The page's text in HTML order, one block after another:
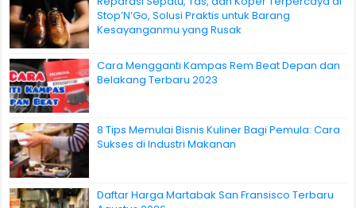
Stop’N’Go, Solusi Praktis untuk Barang
Kesayanganmu yang Rusak
Cara Mengganti Kampas Rem Beat Depan dan
Belakang Terbaru 2023
8 Tips Memulai Bisnis Kuliner Bagi Pemula: Cara
Sukses di Industri Makanan
Daftar Harga Martabak San Fransisco Terbaru